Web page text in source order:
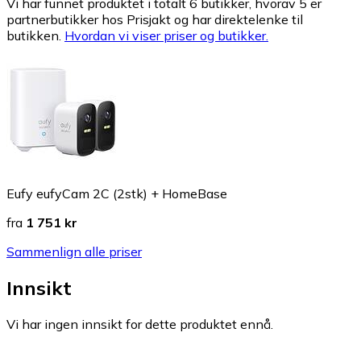
Vi har funnet produktet i totalt 6 butikker, hvorav 5 er
partnerbutikker hos Prisjakt og har direktelenke til
butikken. Hvordan vi viser priser og butikker.
Eufy eufyCam 2C (2stk) + HomeBase
fra 1 751 kr
Sammenlign alle priser
Innsikt
Vi har ingen innsikt for dette produktet ennå.